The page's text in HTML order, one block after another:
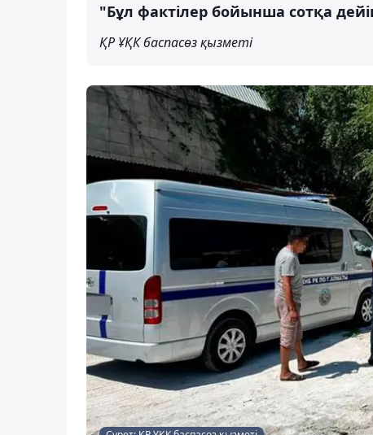
"Бұл фактілер бойынша сотқа
ҚР ҰҚК баспасөз қызметі